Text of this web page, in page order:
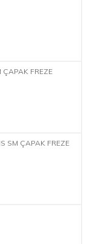
ÇAPAK FREZE
SM ÇAPAK FREZE